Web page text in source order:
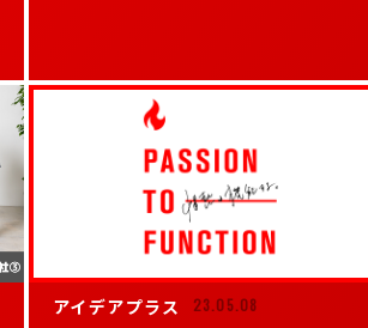
アイデアプラス 23.05.08